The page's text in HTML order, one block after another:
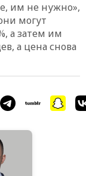
им не нужно»,
могут
а затем им
а цена снова